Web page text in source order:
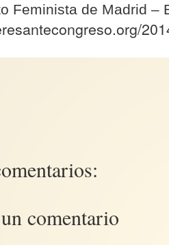
Feminista de Madrid –
comentario